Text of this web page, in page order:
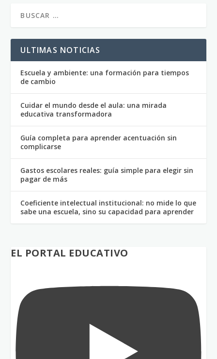
ULTIMAS NOTICIAS
Escuela y ambiente: una formación para tiempos
de cambio
Cuidar el mundo desde el aula: una mirada
educativa transformadora
Guía completa para aprender acentuación sin
complicarse
Gastos escolares reales: guía simple para elegir sin
pagar de más
Coeficiente intelectual institucional: no mide lo que
sabe una escuela, sino su capacidad para aprender
EL PORTAL EDUCATIVO